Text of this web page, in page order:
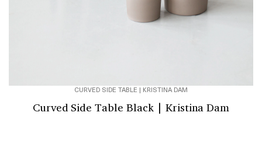
CURVED SIDE TABLE | KRISTINA DAM
Curved Side Table Black | Kristina Dam